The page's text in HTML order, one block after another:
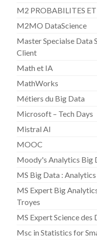
M2 PROBABILITES
M2MO DataScience
Master Specialse Data
Client
Math et IA
MathWorks
Métiers du Big Data
Microsoft – Tech Days
Mistral AI
MOOC
Moody's Analytics Big
MS Big Data :
MS Expert Big
Troyes
MS Expert Science des
Msc in Statistics for